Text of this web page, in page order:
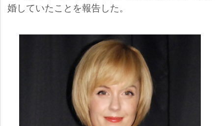
婚していたことを報告した。